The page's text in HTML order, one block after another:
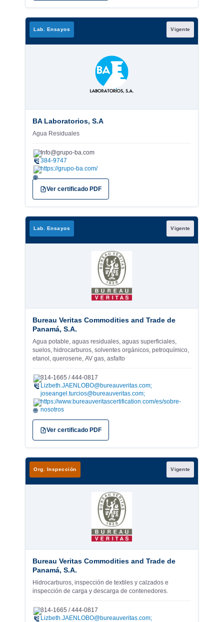
Lab. Ensayos Vigente
BA Laboratorios, S.A
Agua Residuales
Info@grupo-ba.com
✉ 384-9747
https://grupo-ba.com/
Ver certificado PDF
Lab. Ensayos Vigente
Bureau Veritas Commodities and Trade de
Panamá, S.A.
Agua potable, aguas residuales, aguas superficiales,
suelos, hidrocarburos, solventes orgánicos, petroquímico,
etanol, querosene, AV gas, asfalto
314-1665 / 444-0817
✉ Lizbeth.JAENLOBO@bureauveritas.com;
joseangel.turcios@bureauveritas.com;
https://www.bureauveritascertification.com/es/sobre-
nosotros
Ver certificado PDF
Org. Inspección Vigente
Bureau Veritas Commodities and Trade de
Panamá, S.A.
Hidrocarburos, inspección de textiles y calzados e
inspección de carga y descarga de contenedores.
314-1665 / 444-0817
✉ Lizbeth.JAENLOBO@bureauveritas.com;